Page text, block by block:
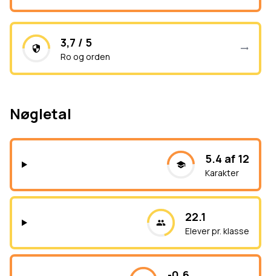
3,7 / 5
Ro og orden
Nøgletal
5.4 af 12
Karakter
22.1
Elever pr. klasse